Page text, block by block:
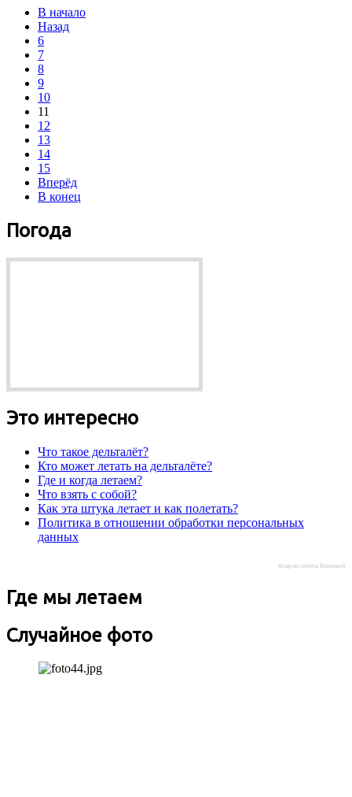
В начало
Назад
6
7
8
9
10
11
12
13
14
15
Вперёд
В конец
Погода
Это интересно
Что такое дельталёт?
Кто может летать на дельталёте?
Где и когда летаем?
Что взять с собой?
Как эта штука летает и как полетать?
Политика в отношении обработки персональных
данных
Модуль группа Вконтакте
Где мы летаем
Случайное фото